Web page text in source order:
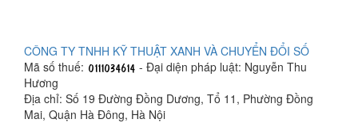
CÔNG TY TNHH KỸ THUẬT XANH VÀ CHUYỂN ĐỔI SỐ
Mã số thuế:
- Đại diện pháp luật: Nguyễn Thu
Hương
Địa chỉ: Số 19 Đường Đồng Dương, Tổ 11, Phường Đồng
Mai, Quận Hà Đông, Hà Nội